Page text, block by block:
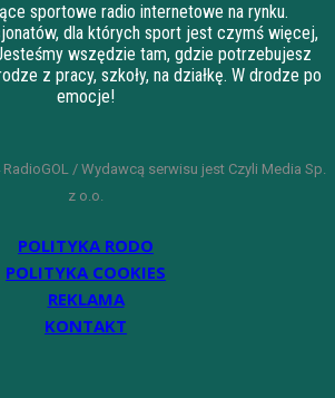
sportowe radio internetowe na rynku.
dla których sport jest czymś więcej,
wszędzie tam, gdzie potrzebujesz
z pracy, szkoły, na działkę. W drodze po
emocje!
/ Wydawcą serwisu jest Czyli Media Sp.
z o.o.
POLITYKA RODO
POLITYKA COOKIES
REKLAMA
KONTAKT